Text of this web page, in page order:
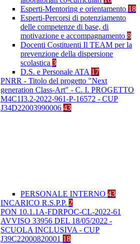
Esperti-Mentoring e orientamento 18
Esperti-Percorsi di potenziamento
delle competenze di base, di
motivazione e accompagnamento 8
Docenti Costituenti Il TEAM per la
prevenzione della dispersione
scolastica 3
D.S. e Personale ATA 17
PNRR - Titolo del progetto "Next
generation Class-Art" - C. I. PROGETTO
M4C1I3.2-2022-961-P-16572 - CUP
J34D22003990006 43
PERSONALE INTERNO 43
INCARICO R.S.P.P. 2
PON 10.1.1A-FDRPOC-CL-2022-61
AVVISO 33956 DEL 18/05/2022 -
SCUOLA INCLUSIVA - CUP
J39C22000820001 18